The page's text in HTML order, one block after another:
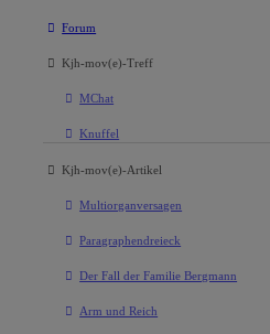
Forum
Kjh-mov(e)-Treff
MChat
Knuffel
Kjh-mov(e)-Artikel
Multiorganversagen
Paragraphendreieck
Der Fall der Familie Bergmann
Arm und Reich